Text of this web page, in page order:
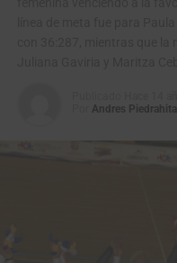
Andres Piedrahita